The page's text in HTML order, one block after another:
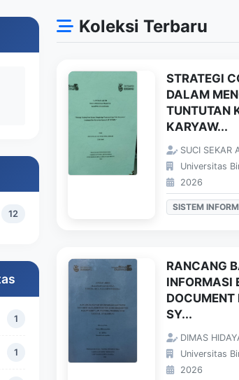
12
1
1
Koleksi Terbaru
STRATEGI
DALAM
TUNTUTAN
KARYAW...
SUCI SEKAR
Universitas
2026
SISTEM
RANCANG
INFORMASI
SY...
DIMAS
Universitas
2026